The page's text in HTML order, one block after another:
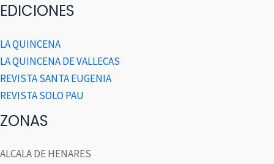
EDICIONES
LA QUINCENA
LA QUINCENA DE VALLECAS
REVISTA SANTA EUGENIA
REVISTA SOLO PAU
ZONAS
ALCALA DE HENARES